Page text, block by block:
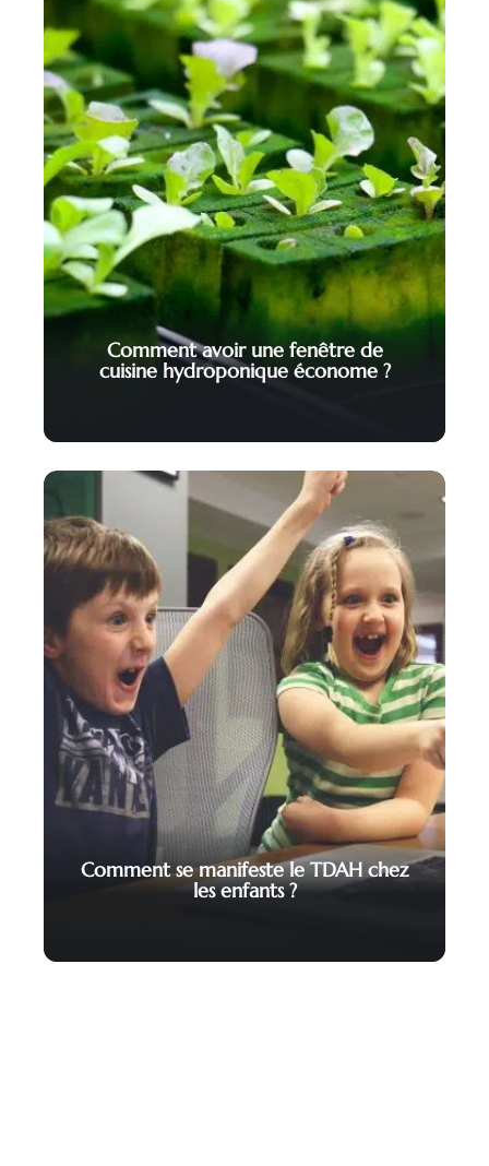
Comment avoir une fenêtre de
cuisine hydroponique économe ?
Comment se manifeste le TDAH chez
les enfants ?